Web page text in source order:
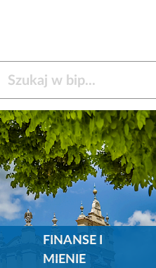
FINANSE I
MIENIE